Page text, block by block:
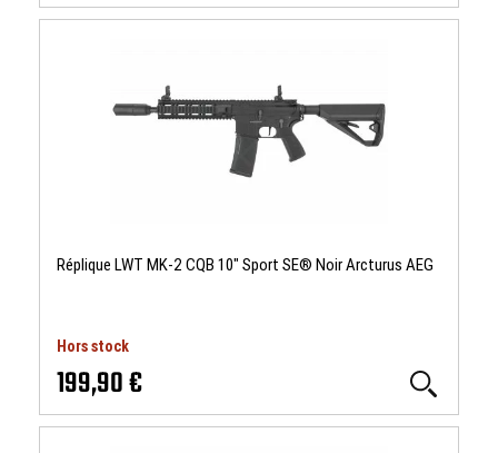
Réplique LWT MK-2 CQB 10" Sport SE® Noir Arcturus AEG
Hors stock
199,90 €